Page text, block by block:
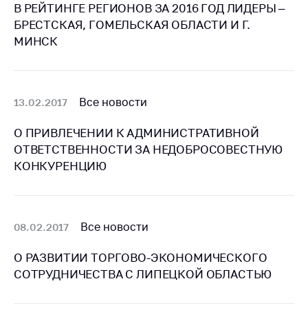
Электронные
обращения
цен на лекарства и
изделия
Контакты
Приемная
Горячая линия
В РЕЙТИНГЕ РЕГИОНОВ ЗА 2016 ГОД ЛИДЕРЫ –
БРЕСТСКАЯ, ГОМЕЛЬСКАЯ ОБЛАСТИ И Г.
МИНСК
13.02.2017 Все новости
О ПРИВЛЕЧЕНИИ К АДМИНИСТРАТИВНОЙ
ОТВЕТСТВЕННОСТИ ЗА НЕДОБРОСОВЕСТНУЮ
КОНКУРЕНЦИЮ
08.02.2017 Все новости
О РАЗВИТИИ ТОРГОВО-ЭКОНОМИЧЕСКОГО
СОТРУДНИЧЕСТВА С ЛИПЕЦКОЙ ОБЛАСТЬЮ